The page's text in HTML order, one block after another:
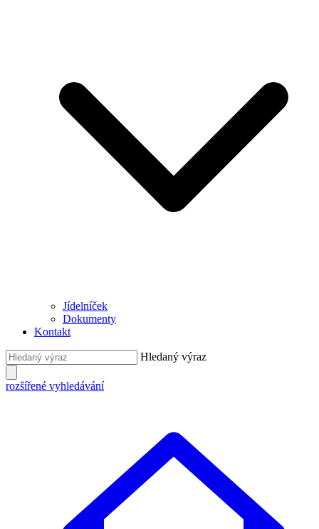
Jídelníček
Dokumenty
Kontakt
Hledaný výraz
rozšířené vyhledávání